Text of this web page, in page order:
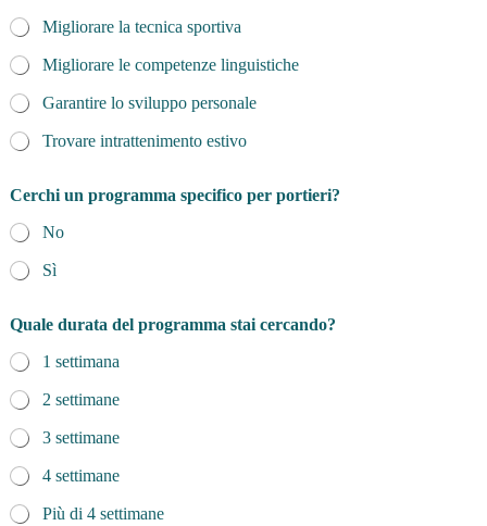
Migliorare la tecnica sportiva
Migliorare le competenze linguistiche
Garantire lo sviluppo personale
Trovare intrattenimento estivo
Cerchi un programma specifico per portieri?
No
Sì
Quale durata del programma stai cercando?
1 settimana
2 settimane
3 settimane
4 settimane
Più di 4 settimane